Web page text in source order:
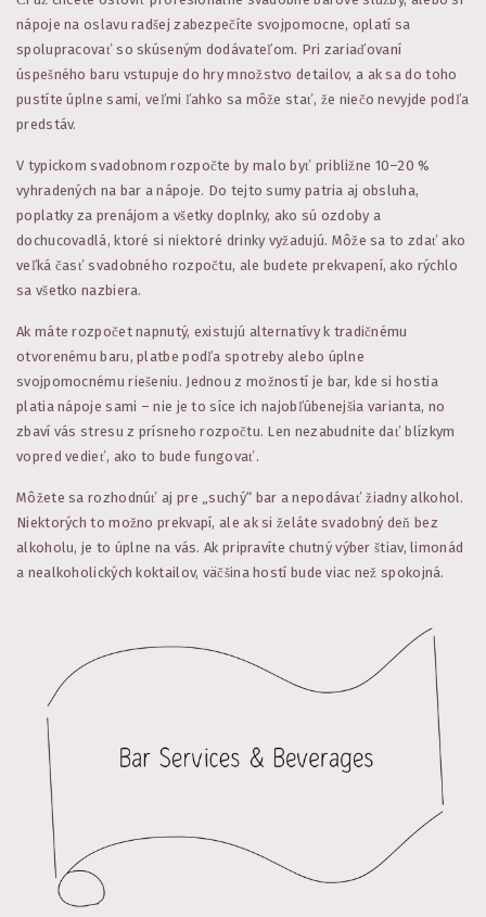
nápoje na oslavu radšej zabezpečíte svojpomocne, oplatí sa
spolupracovať so skúseným dodávateľom. Pri zariaďovaní
úspešného baru vstupuje do hry množstvo detailov, a ak sa do toho
pustíte úplne sami, veľmi ľahko sa môže stať, že niečo nevyjde podľa
predstáv.
V typickom svadobnom rozpočte by malo byť približne 10–20 %
vyhradených na bar a nápoje. Do tejto sumy patria aj obsluha,
poplatky za prenájom a všetky doplnky, ako sú ozdoby a
dochucovadlá, ktoré si niektoré drinky vyžadujú. Môže sa to zdať ako
veľká časť svadobného rozpočtu, ale budete prekvapení, ako rýchlo
sa všetko nazbiera.
Ak máte rozpočet napnutý, existujú alternatívy k tradičnému
otvorenému baru, platbe podľa spotreby alebo úplne
svojpomocnému riešeniu. Jednou z možností je bar, kde si hostia
platia nápoje sami – nie je to síce ich najobľúbenejšia varianta, no
zbaví vás stresu z prísneho rozpočtu. Len nezabudnite dať blízkym
vopred vedieť, ako to bude fungovať.
Môžete sa rozhodnúť aj pre „suchý“ bar a nepodávať žiadny alkohol.
Niektorých to možno prekvapí, ale ak si želáte svadobný deň bez
alkoholu, je to úplne na vás. Ak pripravíte chutný výber štiav, limonád
a nealkoholických koktailov, väčšina hostí bude viac než spokojná.